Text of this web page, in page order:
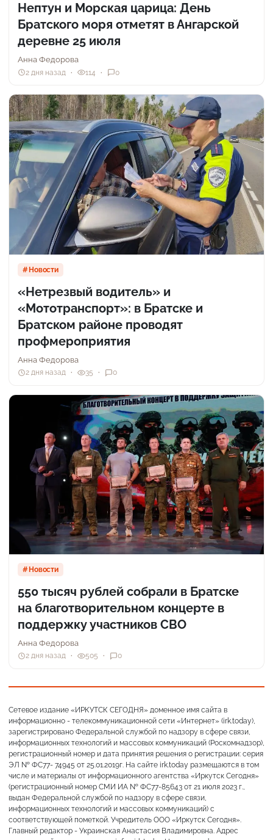
Нептун и Морская царица: День
Братского моря отметят в Ангарской
деревне 25 июля
Анна Федорова
2 дня назад 114 0
Новости
«Нетрезвый водитель» и
«Мототранспорт»: в Братске и
Братском районе проводят
профмероприятия
Анна Федорова
2 дня назад 35 0
Новости
550 тысяч рублей собрали в Братске
на благотворительном концерте в
поддержку участников СВО
Анна Федорова
2 дня назад 505 0
Сетевое издание «ИРКУТСК СЕГОДНЯ» доменное имя сайта в
информационно - телекоммуникационной сети «Интернет» (irk.today),
зарегистрировано Федеральной службой по надзору в сфере связи,
информационных технологий и массовых коммуникаций (Роскомнадзор),
регистрационный номер и дата принятия решения о регистрации: серия
ЭЛ № ФС77- 74945 от 25.01.2019г. На сайте irk.today размещаются в том
числе и материалы от информационного агентства «Иркутск Сегодня»
(регистрационный номер СМИ ИА № ФС77-85643 от 21 июля 2023 г.,
выдан Федеральной службой по надзору в сфере связи,
информационных технологий и массовых коммуникаций) с
соответствующей пометкой. Учредитель ООО «Иркутск Сегодня».
Главный редактор - Украинская Анастасия Владимировна. Адрес